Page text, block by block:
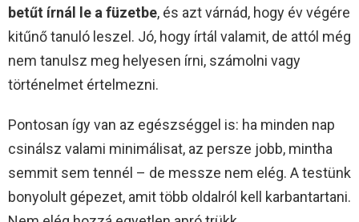
betűt írnál le a füzetbe, és azt várnád, hogy év végére
kitűnő tanuló leszel. Jó, hogy írtál valamit, de attól még
nem tanulsz meg helyesen írni, számolni vagy
történelmet értelmezni.
Pontosan így van az egészséggel is: ha minden nap
csinálsz valami minimálisat, az persze jobb, mintha
semmit sem tennél – de messze nem elég. A testünk
bonyolult gépezet, amit több oldalról kell karbantartani.